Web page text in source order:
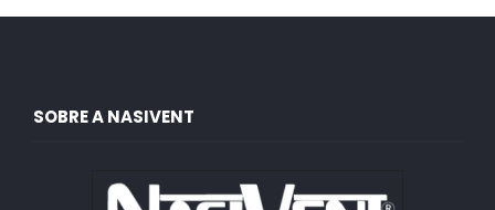
SOBRE A NASIVENT